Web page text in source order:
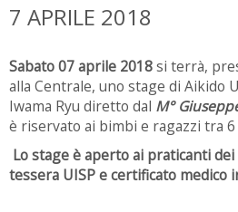
7 APRILE 2018
Sabato 07 aprile 2018si terrà,
alla Centrale, uno stage di Aikido
Iwama Ryu diretto dal M°
è riservato ai bimbi e ragazzi tra 6
Lo stage è aperto ai praticanti
tessera UISP e certificato medico